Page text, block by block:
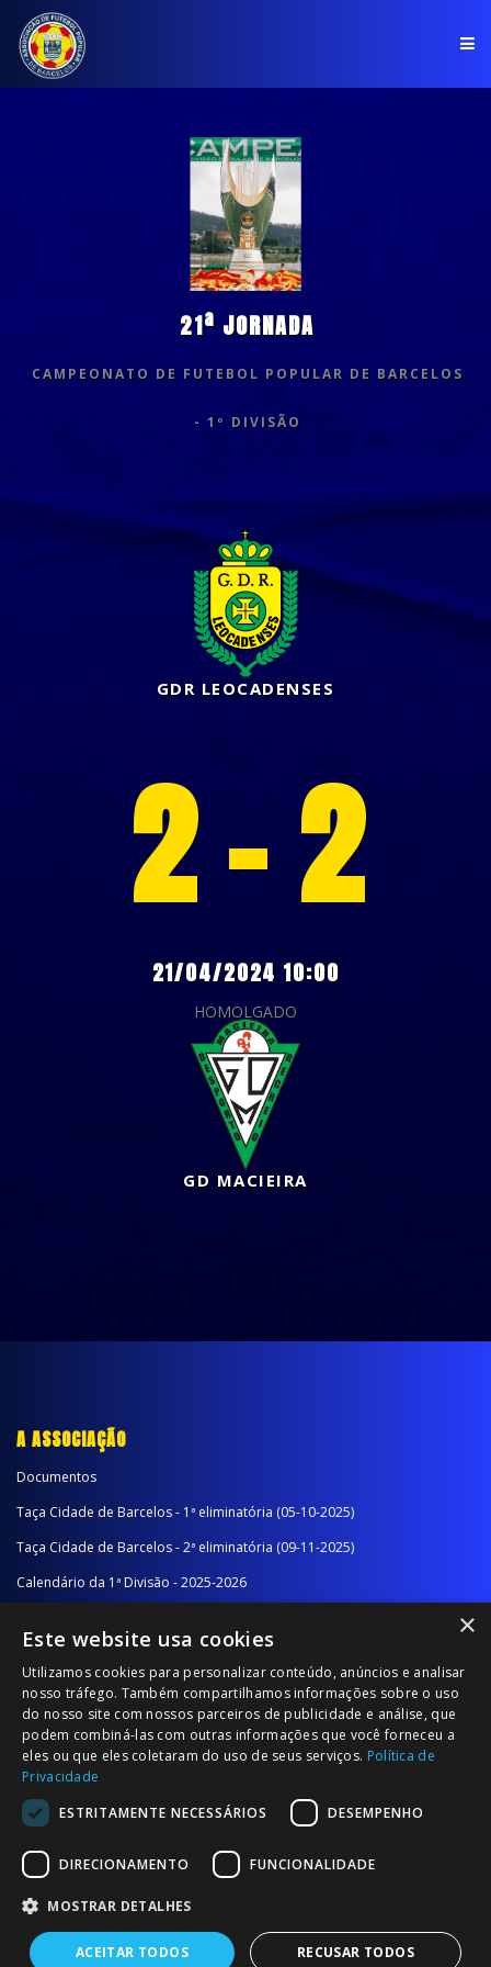
CLUBES
21ª JORNADA
CAMPEONATO DE FUTEBOL POPULAR DE BARCELOS
- 1º DIVISÃO
GDR LEOCADENSES
2 - 2
21/04/2024 10:00
HOMOLGADO
GD MACIEIRA
A ASSOCIAÇÃO
Documentos
Taça Cidade de Barcelos - 1ª eliminatória (05-10-2025)
Taça Cidade de Barcelos - 2ª eliminatória (09-11-2025)
Calendário da 1ª Divisão - 2025-2026
Calendário da 2ª Divisão - Série B - 2025-2026
Calendário da Época
NOTÍCIAS/COMUNICADOS
Notícias
Comunicados
© 2026 Associação Futebol Popular Barcelos
×
Este website usa cookies
Utilizamos cookies para personalizar conteúdo, anúncios e analisar
nosso tráfego. Também compartilhamos informações sobre o uso
do nosso site com nossos parceiros de publicidade e análise, que
podem combiná-las com outras informações que você forneceu a
eles ou que eles coletaram do uso de seus serviços. Política de
Privacidade
ESTRITAMENTE NECESSÁRIOS
DESEMPENHO
DIRECIONAMENTO FUNCIONALIDADE
MOSTRAR DETALHES
ACEITAR TODOS RECUSAR TODOS